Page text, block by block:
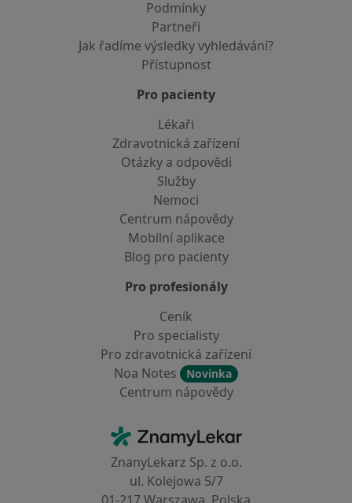
Podmínky
Partneři
Jak řadíme výsledky vyhledávání?
Přístupnost
Pro pacienty
Lékaři
Zdravotnická zařízení
Otázky a odpovědi
Služby
Nemoci
Centrum nápovědy
Mobilní aplikace
Blog pro pacienty
Pro profesionály
Ceník
Pro specialisty
Pro zdravotnická zařízení
Noa Notes
Novinka
Centrum nápovědy
ZnamyLekar - Hlavní stránka
ZnanyLekarz Sp. z o.o.
ul. Kolejowa 5/7